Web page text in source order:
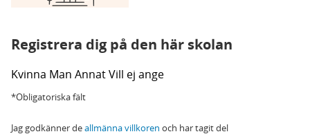
Registrera dig på den här skolan
Kvinna Man AnnatVill ej ange
*Obligatoriska fält
Jag godkänner deallmänna villkoren och har tagit del